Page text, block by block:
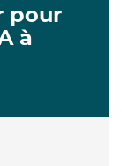
pour
à